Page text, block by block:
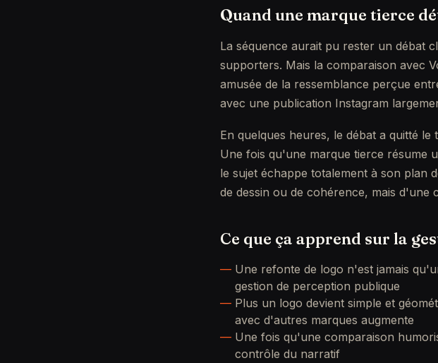
Quand une marque tierce
La séquence aurait pu rester un débat
supporters. Mais la comparaison avec
amusée de la ressemblance perçue
avec une publication Instagram
En quelques heures, le débat a quitté
Une fois qu'une marque tierce résume
le sujet échappe totalement à son plan
de dessin ou de cohérence, mais d'une
Ce que ça apprend sur la
Une refonte de logo n'est jamais
gestion de perception publique
Plus un logo devient simple et
avec d'autres marques augmente
Une fois qu'une comparaison
contrôle du narratif